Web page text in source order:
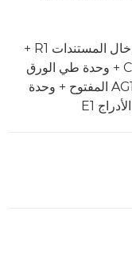
المكوّن بالكامل: 6211 × 1436 مم (وحدة إدخال المستندات R1 +
وحدة الثقب الاحترافية المتعددة الوظائف C1 + وحدة طي الورق
K2 + الغطاء الأمامي لوحدة إنهاء الكتيبات AG1 المفتوح + وحدة